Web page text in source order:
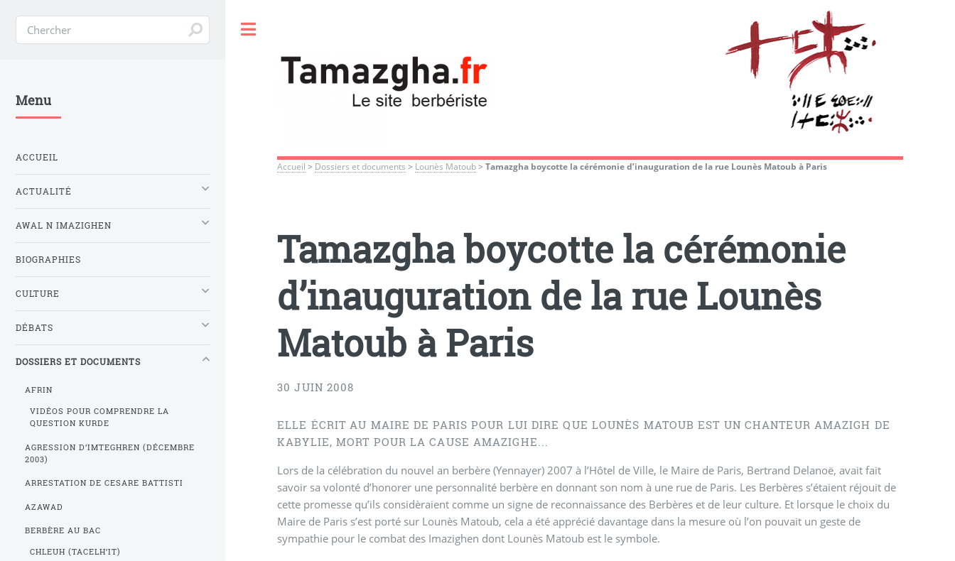
Accueil > Dossiers et documents > Lounès Matoub>Tamazgha boycotte la cérémonie d’inauguration de la rue Lounès Matoub à Paris
Tamazgha boycotte la cérémonie
d’inauguration de la rue Lounès
Matoub à Paris
30 JUIN 2008
ELLE ÉCRIT AU MAIRE DE PARIS POUR LUI DIRE QUE LOUNÈS MATOUB EST UN CHANTEUR AMAZIGH DE
KABYLIE, MORT POUR LA CAUSE AMAZIGHE...
Lors de la célébration du nouvel an berbère (Yennayer) 2007 à l’Hôtel de Ville, le Maire de Paris, Bertrand Delanoë, avait fait
savoir sa volonté d’honorer une personnalité berbère en donnant son nom à une rue de Paris. Les Berbères s’étaient réjouit de
cette promesse qu’ils considèraient comme un signe de reconnaissance des Berbères et de leur culture. Et lorsque le choix du
Maire de Paris s’est porté sur Lounès Matoub, cela a été apprécié davantage dans la mesure où l’on pouvait un geste de
sympathie pour le combat des Imazighen dont Lounès Matoub est le symbole.
Menu
ACCUEIL
ACTUALITÉ
AWAL N IMAZIGHEN
BIOGRAPHIES
CULTURE
DÉBATS
DOSSIERS ET DOCUMENTS
AFRIN
VIDÉOS POUR COMPRENDRE LA
QUESTION KURDE
AGRESSION D’IMTEGHREN (DÉCEMBRE
2003)
ARRESTATION DE CESARE BATTISTI
AZAWAD
BERBÈRE AU BAC
CHLEUH (TACELH’IT)